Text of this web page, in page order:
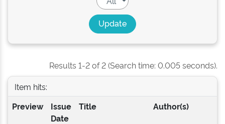
Results 1-2 of 2 (Search time: 0.005 seconds).
Item hits:
Preview
Issue
Date
Title Author(s)